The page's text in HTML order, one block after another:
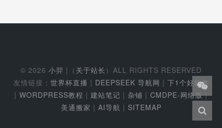
© 2026 小羿 |（ 关于站长 ）ALL RIGHTS RESERVED
友情链接： 世界杯直播 | DEEPSEEK 导航网 | 下1个好软件
| WORDPRESS教程 | 建站笔记 | 杂铺 | CMDPE-网络版|
美通搬家 | AI导航 | SITEMAP